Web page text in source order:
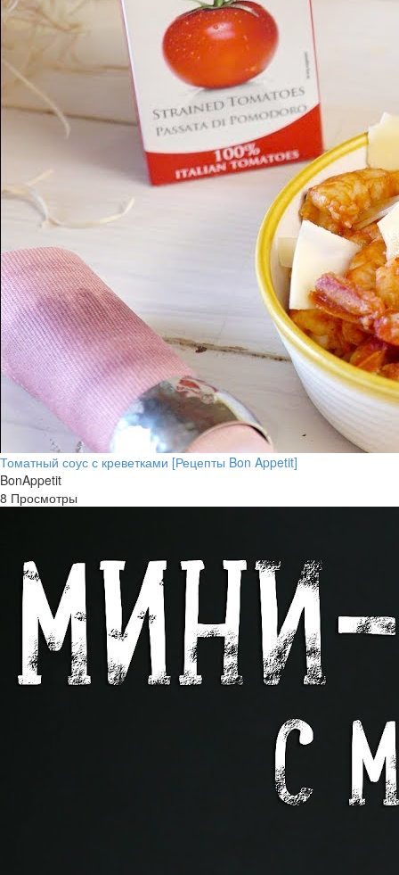
Томатный соус с креветками [Рецепты Bon Appetit]
BonAppetit
8 Просмотры